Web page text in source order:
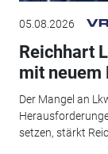
05.08.2026
Reichhart
mit neuem
Der Mangel an
setzen, stärkt